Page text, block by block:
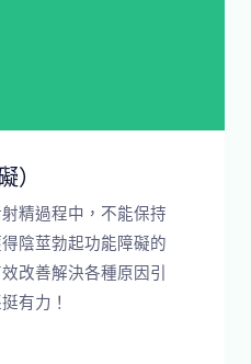
）
精過程中，不能保持
陰莖勃起功能障礙的
改善解決各種原因引
有力！